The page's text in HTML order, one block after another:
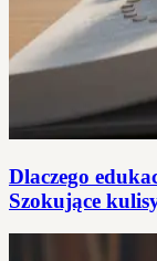
Dlaczego
Szokujące